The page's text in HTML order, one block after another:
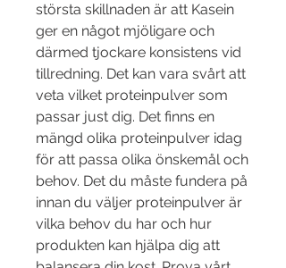
största skillnaden är att Kasein
ger en något mjöligare och
därmed tjockare konsistens vid
tillredning. Det kan vara svårt att
veta vilket proteinpulver som
passar just dig. Det finns en
mängd olika proteinpulver idag
för att passa olika önskemål och
behov. Det du måste fundera på
innan du väljer proteinpulver är
vilka behov du har och hur
produkten kan hjälpa dig att